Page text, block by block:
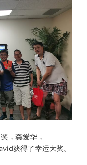
，龚爱华，
获得了幸运大奖。